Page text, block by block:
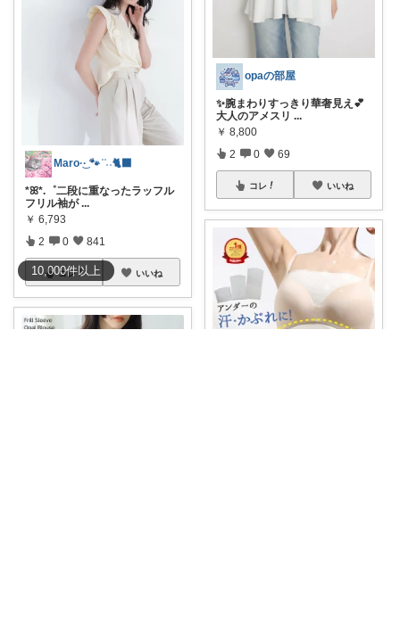
10,000件以上
Maro·͜· 🐾 ͗ ͗˒˒🐈‍⬛
*ꕤ*.゜二段に重なったラッフル
フリル袖が ...
￥ 6,793
2 0 841
コレ いいね
opaの部屋
✨腕まわりすっきり華奢見え💕
大人のアメスリ ...
￥ 8,800
2 0 69
コレ いいね